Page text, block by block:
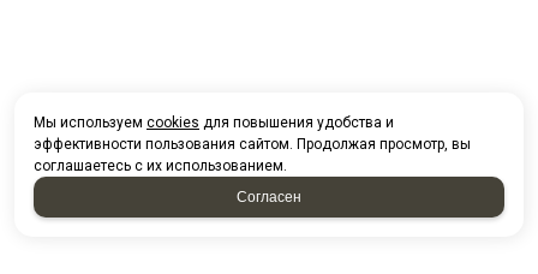
Мы используем cookies для повышения удобства и
эффективности пользования сайтом. Продолжая просмотр, вы
соглашаетесь с их использованием.
Согласен